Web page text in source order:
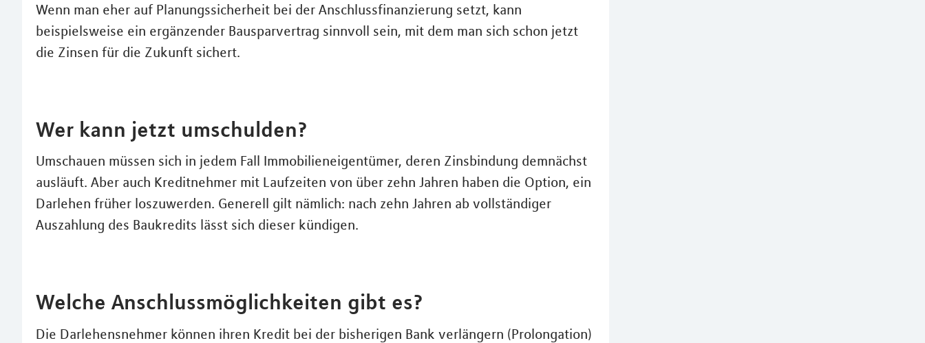
Wenn man eher auf Planungssicherheit bei der Anschlussfinanzierung setzt, kann
beispielsweise ein ergänzender Bausparvertrag sinnvoll sein, mit dem man sich schon jetzt
die Zinsen für die Zukunft sichert.
Wer kann jetzt umschulden?
Umschauen müssen sich in jedem Fall Immobilieneigentümer, deren Zinsbindung demnächst
ausläuft. Aber auch Kreditnehmer mit Laufzeiten von über zehn Jahren haben die Option, ein
Darlehen früher loszuwerden. Generell gilt nämlich: nach zehn Jahren ab vollständiger
Auszahlung des Baukredits lässt sich dieser kündigen.
Welche Anschlussmöglichkeiten gibt es?
Die Darlehensnehmer können ihren Kredit bei der bisherigen Bank verlängern (Prolongation)